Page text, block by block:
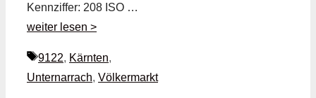
Kennziffer: 208 ISO …
weiter lesen >
Schlagwörter
9122, Kärnten,
Unternarrach, Völkermarkt